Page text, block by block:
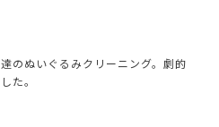
のぬいぐるみクリーニング。劇的
た。